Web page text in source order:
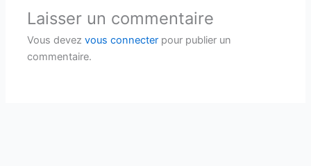
Laisser un commentaire
Vous devezvous connecter pour publier un
commentaire.